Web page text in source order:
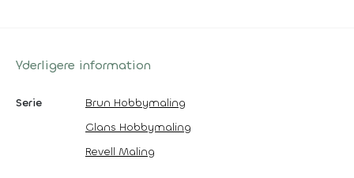
Yderligere information
Serie
Brun Hobbymaling
Glans Hobbymaling
Revell Maling